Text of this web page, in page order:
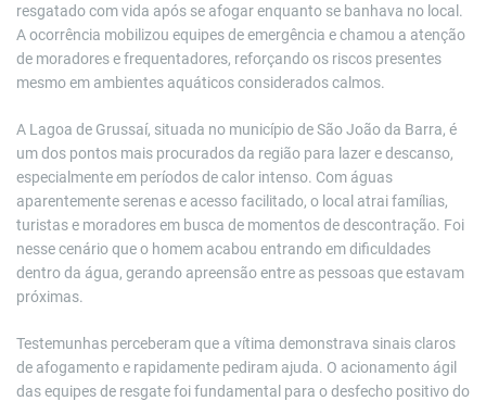
resgatado com vida após se afogar enquanto se banhava no local.
A ocorrência mobilizou equipes de emergência e chamou a atenção
de moradores e frequentadores, reforçando os riscos presentes
mesmo em ambientes aquáticos considerados calmos.
A Lagoa de Grussaí, situada no município de São João da Barra, é
um dos pontos mais procurados da região para lazer e descanso,
especialmente em períodos de calor intenso. Com águas
aparentemente serenas e acesso facilitado, o local atrai famílias,
turistas e moradores em busca de momentos de descontração. Foi
nesse cenário que o homem acabou entrando em dificuldades
dentro da água, gerando apreensão entre as pessoas que estavam
próximas.
Testemunhas perceberam que a vítima demonstrava sinais claros
de afogamento e rapidamente pediram ajuda. O acionamento ágil
das equipes de resgate foi fundamental para o desfecho positivo do